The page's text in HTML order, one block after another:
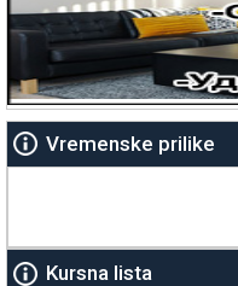
Vremenske prilike
Kursna lista